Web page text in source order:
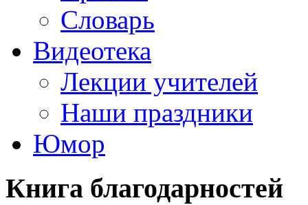
Словарь
Видеотека
Лекции учителей
Наши праздники
Юмор
Книга благодарностей